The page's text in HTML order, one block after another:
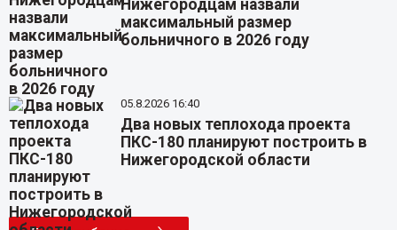
Нижегородцам назвали
максимальный размер
больничного в 2026 году
05.8.2026 16:40
Два новых теплохода проекта
ПКС-180 планируют построить в
Нижегородской области